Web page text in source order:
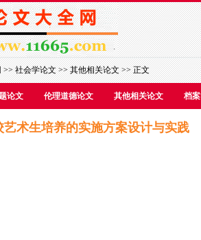
>>社会学论文>>其他相关论文>> 正文
论文 伦理道德论文 其他相关论文 档
术生培养的实施方案设计与实践